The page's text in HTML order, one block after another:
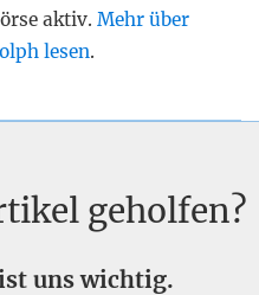
aktiv. Mehr über
lesen.
geholfen?
uns wichtig.